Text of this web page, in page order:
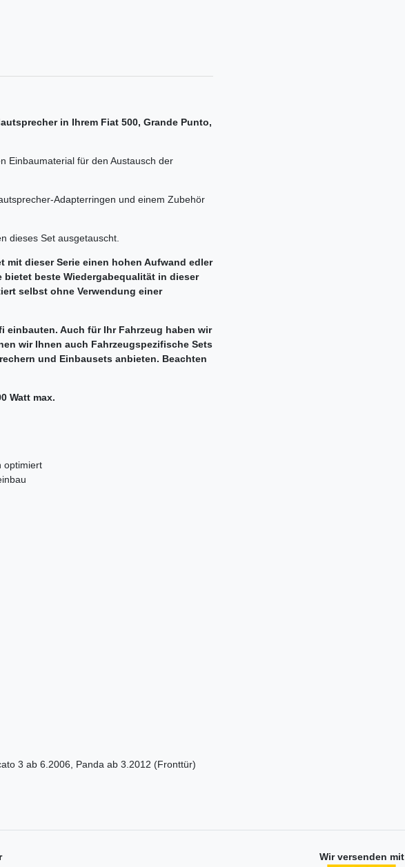
in Ihrem Fiat 500, Grande Punto,
Einbaumaterial für den Austausch der
Adapterringen und einem Zubehör
dieses Set ausgetauscht.
mit dieser Serie einen hohen Aufwand edler
bietet beste Wiedergabequalität in dieser
selbst ohne Verwendung einer
einbauten. Auch für Ihr Fahrzeug haben wir
wir Ihnen auch Fahrzeugspezifische Sets
und Einbausets anbieten. Beachten
Watt max.
optimiert
3 ab 6.2006, Panda ab 3.2012 (Fronttür)
Wir versenden mit